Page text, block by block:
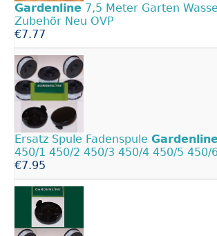
Gardenline 7,5 Meter Garten
Zubehör Neu OVP
€7.77
Ersatz Spule Fadenspule Gardenline
450/1 450/2 450/3 450/4 450/5 450/
€7.95